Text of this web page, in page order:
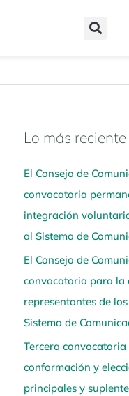
Lo más reciente
El Consejo de
convocatoria
integración
al Sistema de
El Consejo de
convocatoria para la
representantes de
Sistema de
Tercera
conformación y
principales y
N
v
e
g
a
a
q
u
í